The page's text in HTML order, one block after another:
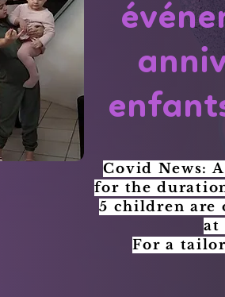
Covid News:
for the
5 children are
at
For a